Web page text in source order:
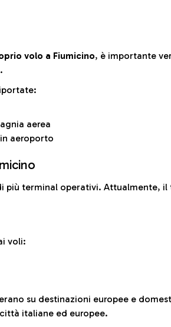
volo a Fiumicino, è importante
aerea
aeroporto
più terminal operativi. Attualmente,
voli:
su destinazioni europee e
italiane ed europee.